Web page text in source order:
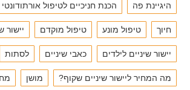
היגיינת פה הכנת חניכיים לטיפול אורתודונטי
חיוך טיפול מונע טיפול מוקדם יישור
יישור שיניים לילדים כאבי שיניים לסתות
מה המחיר ליישור שיניים שקוף? מושן